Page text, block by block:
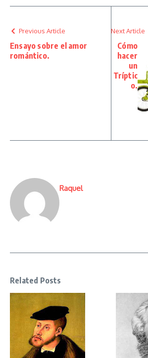
Previous Article
Ensayo sobre el amor
romántico.
Next Article
Cómo
hacer
un
Tríptic
o.
Raquel
Related Posts